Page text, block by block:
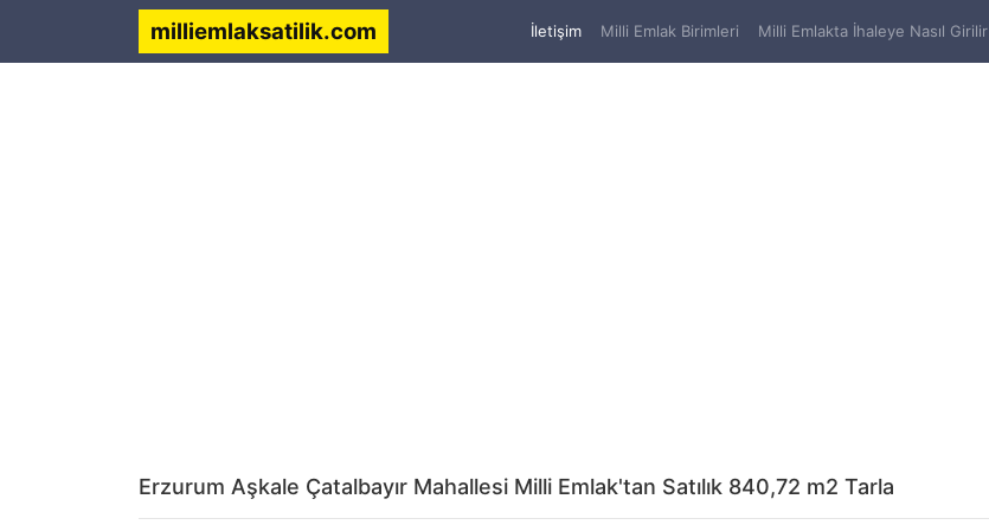
milliemlaksatilik.com İletişim(current)
Milli Emlak Birimleri Milli Emlakta İhaleye Nasıl Girilir
Erzurum Aşkale Çatalbayır Mahallesi Milli Emlak'tan Satılık 840,72 m2 Tarla